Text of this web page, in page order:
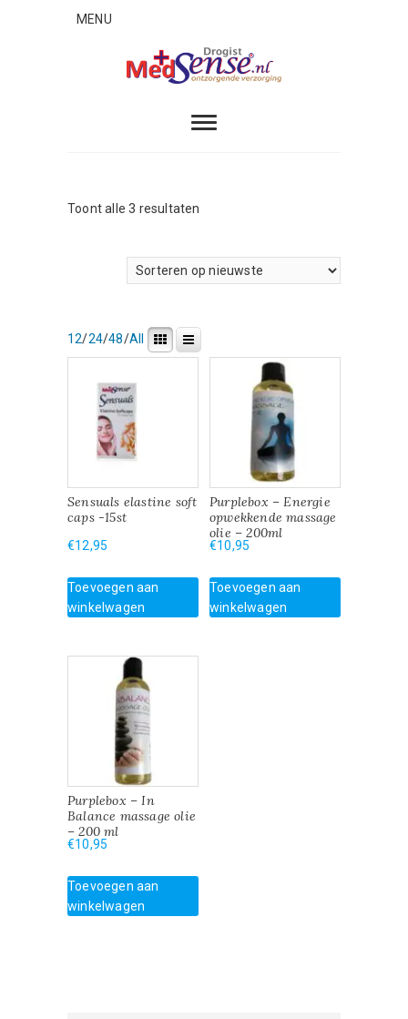
MENU
Toont alle 3 resultaten
12/24/48/All
Sensuals elastine soft
caps -15st
€12,95
Toevoegen aan
winkelwagen
Purplebox – Energie
opwekkende massage
olie – 200ml
€10,95
Toevoegen aan
winkelwagen
Purplebox – In
Balance massage olie
– 200 ml
€10,95
Toevoegen aan
winkelwagen